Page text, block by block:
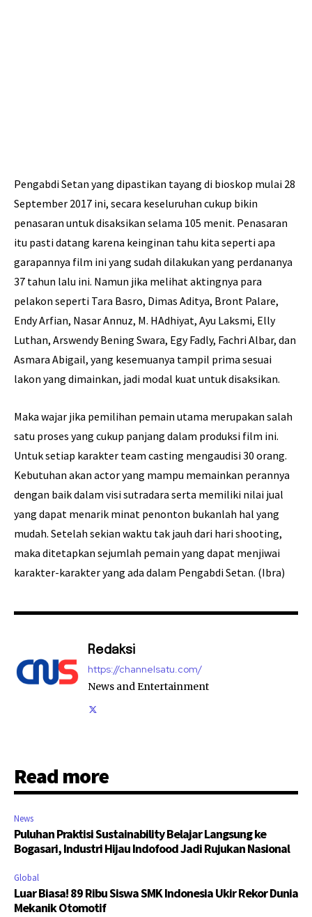
Pengabdi Setan yang dipastikan tayang di bioskop mulai 28
September 2017 ini, secara keseluruhan cukup bikin
penasaran untuk disaksikan selama 105 menit. Penasaran
itu pasti datang karena keinginan tahu kita seperti apa
garapannya film ini yang sudah dilakukan yang perdananya
37 tahun lalu ini. Namun jika melihat aktingnya para
pelakon seperti Tara Basro, Dimas Aditya, Bront Palare,
Endy Arfian, Nasar Annuz, M. HAdhiyat, Ayu Laksmi, Elly
Luthan, Arswendy Bening Swara, Egy Fadly, Fachri Albar, dan
Asmara Abigail, yang kesemuanya tampil prima sesuai
lakon yang dimainkan, jadi modal kuat untuk disaksikan.
Maka wajar jika pemilihan pemain utama merupakan salah
satu proses yang cukup panjang dalam produksi film ini.
Untuk setiap karakter team casting mengaudisi 30 orang.
Kebutuhan akan actor yang mampu memainkan perannya
dengan baik dalam visi sutradara serta memiliki nilai jual
yang dapat menarik minat penonton bukanlah hal yang
mudah. Setelah sekian waktu tak jauh dari hari shooting,
maka ditetapkan sejumlah pemain yang dapat menjiwai
karakter-karakter yang ada dalam Pengabdi Setan. (Ibra)
Redaksi
https://channelsatu.com/
News and Entertainment
Read more
News
Puluhan Praktisi Sustainability Belajar Langsung ke
Bogasari, Industri Hijau Indofood Jadi Rujukan Nasional
Global
Luar Biasa! 89 Ribu Siswa SMK Indonesia Ukir Rekor Dunia
Mekanik Otomotif